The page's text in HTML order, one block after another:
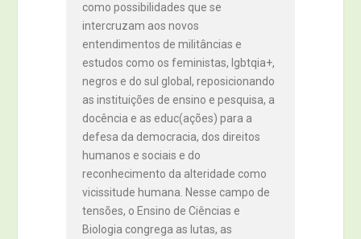
como possibilidades que se
intercruzam aos novos
entendimentos de militâncias e
estudos como os feministas, lgbtqia+,
negros e do sul global, reposicionando
as instituições de ensino e pesquisa, a
docência e as educ(ações) para a
defesa da democracia, dos direitos
humanos e sociais e do
reconhecimento da alteridade como
vicissitude humana. Nesse campo de
tensões, o Ensino de Ciências e
Biologia congrega as lutas, as